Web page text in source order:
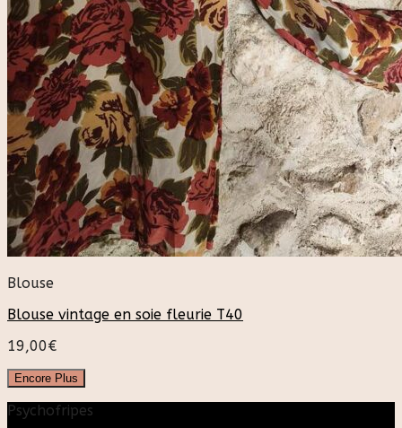
Blouse
Blouse vintage en soie fleurie T40
19,00€
Encore Plus
Psychofripes